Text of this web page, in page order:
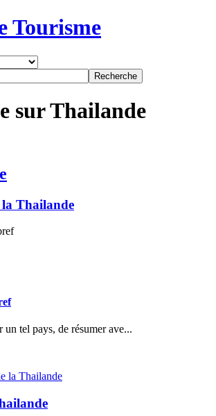
Tourisme
sur Thailande
la Thailande
tel pays, de résumer ave...
la Thailande